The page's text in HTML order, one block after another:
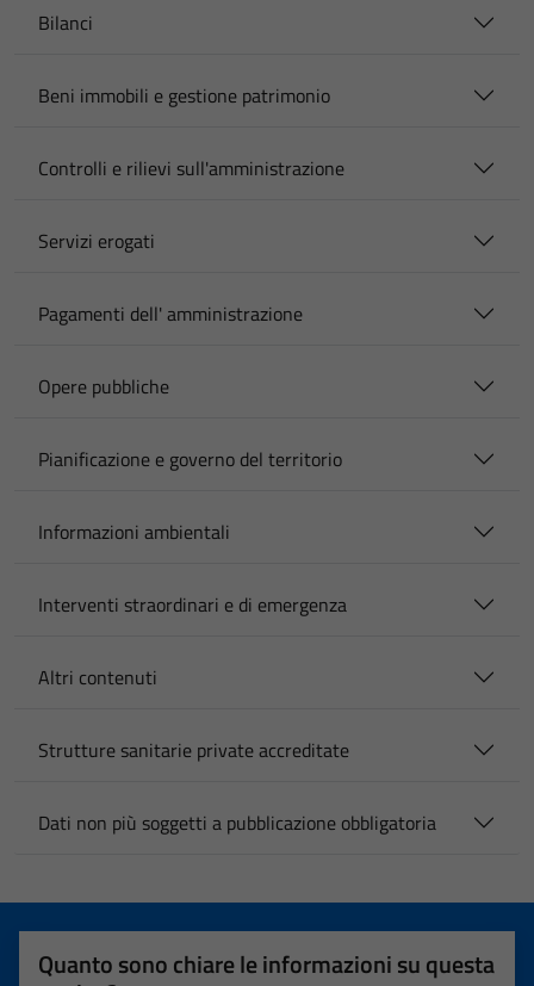
Bilanci
Beni immobili e gestione patrimonio
Controlli e rilievi sull'amministrazione
Servizi erogati
Pagamenti dell' amministrazione
Opere pubbliche
Pianificazione e governo del territorio
Informazioni ambientali
Interventi straordinari e di emergenza
Altri contenuti
Strutture sanitarie private accreditate
Dati non più soggetti a pubblicazione obbligatoria
Quanto sono chiare le informazioni su questa